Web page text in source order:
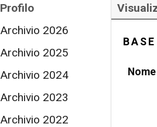
Profilo
Archivio 2026
Archivio 2025
Archivio 2024
Archivio 2023
Archivio 2022
BASE